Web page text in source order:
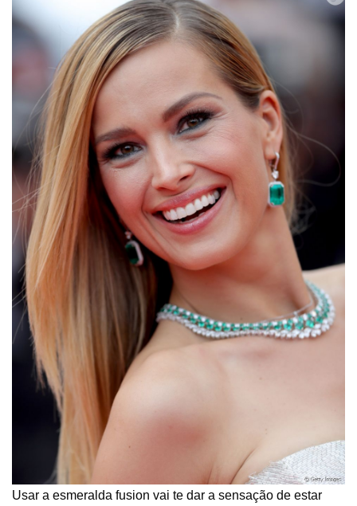
Usar a esmeralda fusion vai te dar a sensação de estar